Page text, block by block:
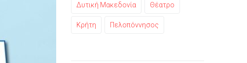
Δυτική Μακεδονία Θέατρο
Κρήτη Πελοπόννησος